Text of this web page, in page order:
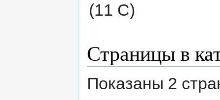
(11 С)
Страницы в
Показаны 2